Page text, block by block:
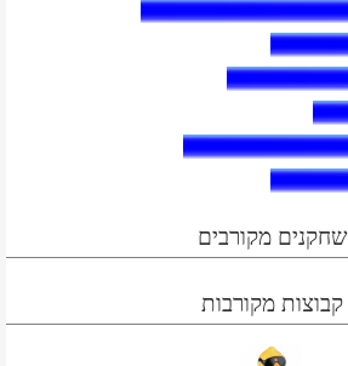
שחקנים מקורבים
קבוצות מקורבות